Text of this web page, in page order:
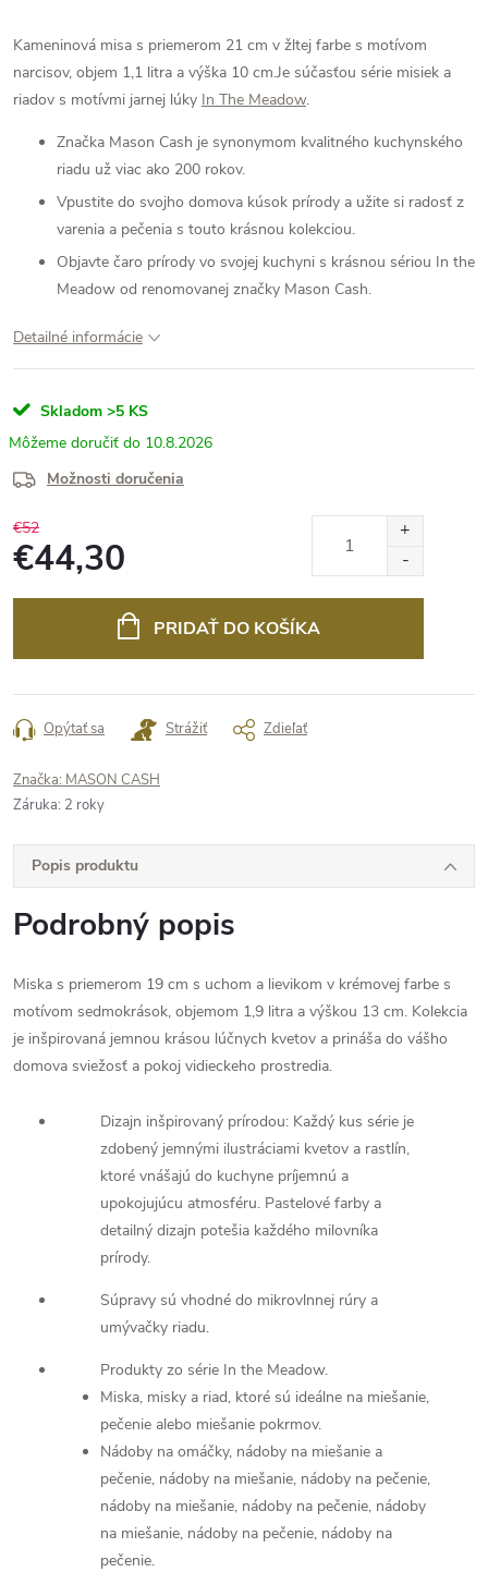
Kameninová misa s priemerom 21 cm v žltej farbe s motívom
narcisov, objem 1,1 litra a výška 10 cm.Je súčasťou série misiek a
riadov s motívmi jarnej lúky In The Meadow.
Značka Mason Cash je synonymom kvalitného kuchynského
riadu už viac ako 200 rokov.
Vpustite do svojho domova kúsok prírody a užite si radosť z
varenia a pečenia s touto krásnou kolekciou.
Objavte čaro prírody vo svojej kuchyni s krásnou sériou In the
Meadow od renomovanej značky Mason Cash.
Detailné informácie
Skladom >5 KS
10.8.2026
Možnosti doručenia
€52
€44,30
PRIDAŤ DO KOŠÍKA
Opýtať sa Strážiť Zdieľať
Značka: MASON CASH
Záruka: 2 roky
Popis produktu
Podrobný popis
Miska s priemerom 19 cm s uchom a lievikom v krémovej farbe s
motívom sedmokrások, objemom 1,9 litra a výškou 13 cm. Kolekcia
je inšpirovaná jemnou krásou lúčnych kvetov a prináša do vášho
domova sviežosť a pokoj vidieckeho prostredia.
Dizajn inšpirovaný prírodou: Každý kus série je
zdobený jemnými ilustráciami kvetov a rastlín,
ktoré vnášajú do kuchyne príjemnú a
upokojujúcu atmosféru. Pastelové farby a
detailný dizajn potešia každého milovníka
prírody.
Súpravy sú vhodné do mikrovlnnej rúry a
umývačky riadu.
Produkty zo série In the Meadow.
Miska, misky a riad, ktoré sú ideálne na miešanie,
pečenie alebo miešanie pokrmov.
Nádoby na omáčky, nádoby na miešanie a
pečenie, nádoby na miešanie, nádoby na pečenie,
nádoby na miešanie, nádoby na pečenie, nádoby
na miešanie, nádoby na pečenie, nádoby na
pečenie.